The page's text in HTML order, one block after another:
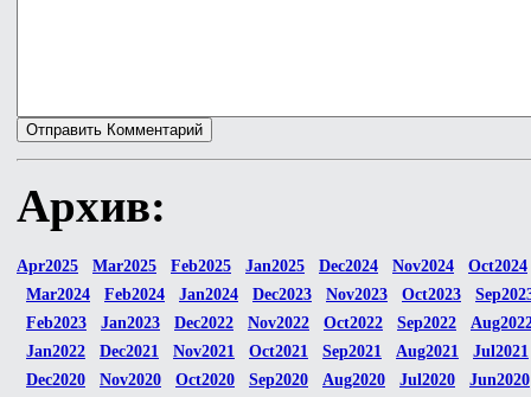
Архив:
Apr2025 Mar2025 Feb2025 Jan2025 Dec2024 Nov2024
Oct2024
Mar2024
Feb2024 Jan2024 Dec2023 Nov2023 Oct2023
Feb2023
Jan2023 Dec2022 Nov2022 Oct2022 Sep2022
Jan2022
Dec2021 Nov2021 Oct2021 Sep2021 Aug2021
Jul2021
Dec2020
Nov2020 Oct2020 Sep2020 Aug2020 Jul2020
Jun2020